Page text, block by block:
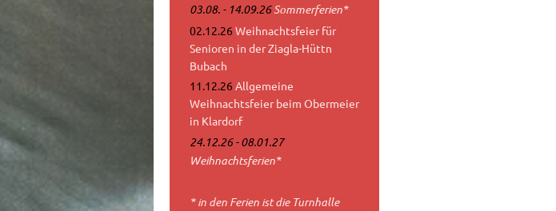
03.08. - 14.09.26Sommerferien*
02.12.26Weihnachtsfeier für
Senioren in der Ziagla-Hüttn
Bubach
11.12.26Allgemeine
Weihnachtsfeier beim Obermeier
in Klardorf
24.12.26 - 08.01.27
Weihnachtsferien*
* in den Ferien ist die Turnhalle